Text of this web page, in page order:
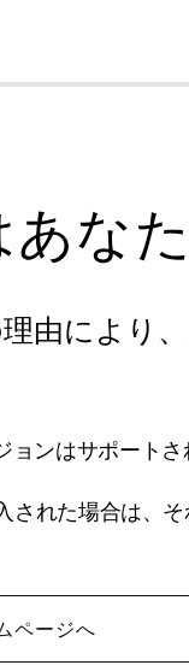
あな
由により
ンはサポートさ
された場合は、
ページへ